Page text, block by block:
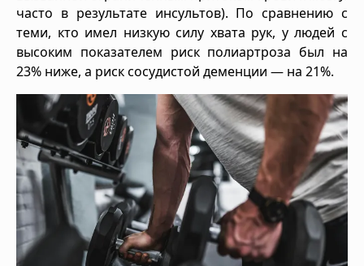
часто в результате инсультов). По сравнению с
теми, кто имел низкую силу хвата рук, у людей с
высоким показателем риск полиартроза был на
23% ниже, а риск сосудистой деменции — на 21%.